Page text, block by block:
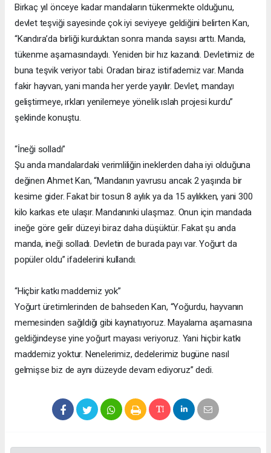
Birkaç yıl önceye kadar mandaların tükenmekte olduğunu,
devlet teşviği sayesinde çok iyi seviyeye geldiğini belirten Kan,
“Kandıra’da birliği kurduktan sonra manda sayısı arttı. Manda,
tükenme aşamasındaydı. Yeniden bir hız kazandı. Devletimiz de
buna teşvik veriyor tabi. Oradan biraz istifademiz var. Manda
fakir hayvan, yani manda her yerde yayılır. Devlet, mandayı
geliştirmeye, ırkları yenilemeye yönelik ıslah projesi kurdu”
şeklinde konuştu.
“İneği solladı”
Şu anda mandalardaki verimliliğin ineklerden daha iyi olduğuna
değinen Ahmet Kan, “Mandanın yavrusu ancak 2 yaşında bir
kesime gider. Fakat bir tosun 8 aylık ya da 15 aylıkken, yani 300
kilo karkas ete ulaşır. Mandanınki ulaşmaz. Onun için mandada
ineğe göre gelir düzeyi biraz daha düşüktür. Fakat şu anda
manda, ineği solladı. Devletin de burada payı var. Yoğurt da
popüler oldu” ifadelerini kullandı.
“Hiçbir katkı maddemiz yok”
Yoğurt üretimlerinden de bahseden Kan, “Yoğurdu, hayvanın
memesinden sağıldığı gibi kaynatıyoruz. Mayalama aşamasına
geldiğindeyse yine yoğurt mayası veriyoruz. Yani hiçbir katkı
maddemiz yoktur. Nenelerimiz, dedelerimiz bugüne nasıl
gelmişse biz de aynı düzeyde devam ediyoruz” dedi.